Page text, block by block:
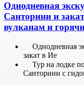
Однодневная
Санторини и
вулканам и
Однодневная
закат в Ие
Тур на лодке
Санторини с